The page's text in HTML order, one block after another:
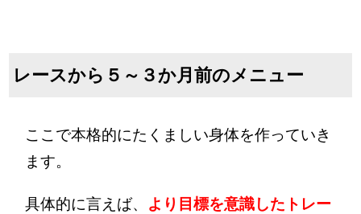
レースから５～３か月前のメニュー
ここで本格的にたくましい身体を作っていき
ます。
具体的に言えば、 より目標を意識したトレー